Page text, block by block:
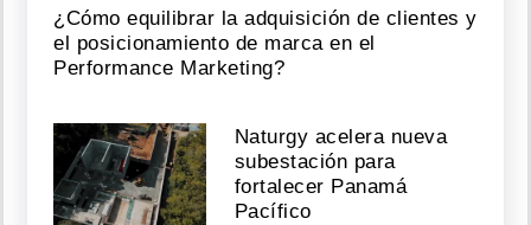
¿Cómo equilibrar la adquisición de clientes y
el posicionamiento de marca en el
Performance Marketing?
Naturgy acelera nueva
subestación para
fortalecer Panamá
Pacífico